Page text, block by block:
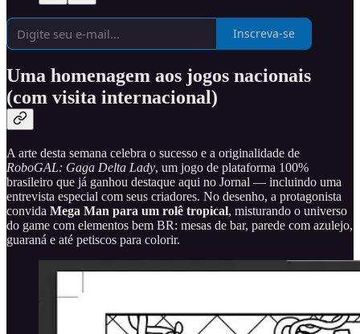
Inscreva-se
Uma homenagem aos jogos nacionais
(com visita internacional)
A arte desta semana celebra o sucesso e a originalidade de
RoboGAL: Gaga Delta Lady, um jogo de plataforma 100%
brasileiro que já ganhou destaque aqui no Jornal — incluindo uma
entrevista especial com seus criadores. No desenho, a protagonista
convida Mega Man para um rolê tropical, misturando o universo
do game com elementos bem BR: mesas de bar, parede com azulejo,
guaraná e até petiscos para colorir.